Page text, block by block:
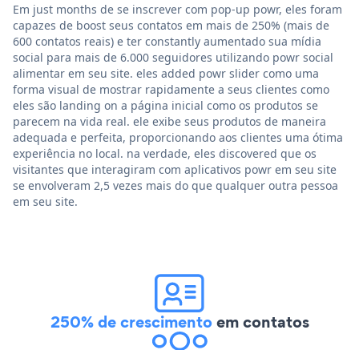
Em just months de se inscrever com pop-up powr, eles foram
capazes de boost seus contatos em mais de 250% (mais de
600 contatos reais) e ter constantly aumentado sua mídia
social para mais de 6.000 seguidores utilizando powr social
alimentar em seu site. eles added powr slider como uma
forma visual de mostrar rapidamente a seus clientes como
eles são landing on a página inicial como os produtos se
parecem na vida real. ele exibe seus produtos de maneira
adequada e perfeita, proporcionando aos clientes uma ótima
experiência no local. na verdade, eles discovered que os
visitantes que interagiram com aplicativos powr em seu site
se envolveram 2,5 vezes mais do que qualquer outra pessoa
em seu site.
250% de crescimentoem contatos